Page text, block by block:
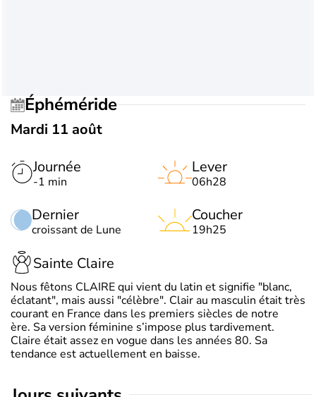
Éphéméride
Mardi 11 août
Journée
-1 min
Dernier
croissant de Lune
Lever
06h28
Coucher
19h25
Sainte Claire
Nous fêtons CLAIRE qui vient du latin et signifie "blanc,
éclatant", mais aussi "célèbre". Clair au masculin était très
courant en France dans les premiers siècles de notre
ère. Sa version féminine s’impose plus tardivement.
Claire était assez en vogue dans les années 80. Sa
tendance est actuellement en baisse.